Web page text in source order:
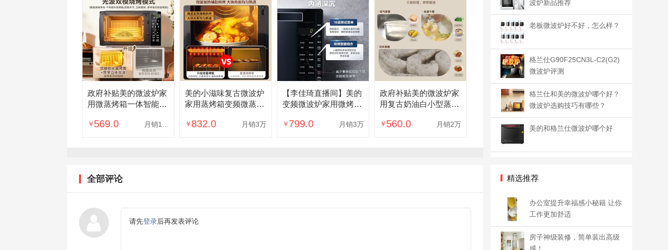
政府补贴美的微波炉家
用微蒸烤箱一体智能小
201B
￥569.0 月销10万
美的小滋味复古微波炉
家用蒸烤箱变频微蒸烤
￥832.0 月销3万
【李佳琦直播间】美的
变频微波炉家用微烤一
￥799.0 月销3万
政府补贴美的微波炉家
用复古奶油白小型蒸煮
￥560.0 月销2万
全部评论
请先登录后再发表评论
波炉新品推荐
老板微波炉好不好，怎么样？
格兰仕G90F25CN3L-C2(G2)
微波炉评测
格兰仕和美的微波炉哪个好？
微波炉选购技巧有哪些？
美的和格兰仕微波炉哪个好
精选推荐
办公室提升幸福感小秘籍 让你
工作更加舒适
房子神级装修，简单装出高级